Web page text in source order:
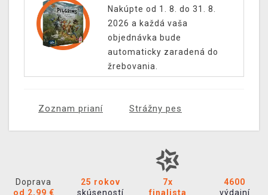
Nakúpte od 1. 8. do 31. 8.
2026 a každá vaša
objednávka bude
automaticky zaradená do
žrebovania.
Zoznam prianí Strážny pes
Doprava
od 2,99 €
25 rokov
skúseností
7x
finalista
4600
výdajní